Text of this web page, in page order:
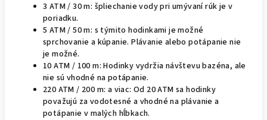
3 ATM / 30 m: špliechanie vody pri umývaní rúk je v
poriadku.
5 ATM / 50 m: s týmito hodinkami je možné
sprchovanie a kúpanie. Plávanie alebo potápanie nie
je možné.
10 ATM / 100 m: Hodinky vydržia návštevu bazéna, ale
nie sú vhodné na potápanie.
220 ATM / 200 m: a viac: Od 20 ATM sa hodinky
považujú za vodotesné a vhodné na plávanie a
potápanie v malých hĺbkach.